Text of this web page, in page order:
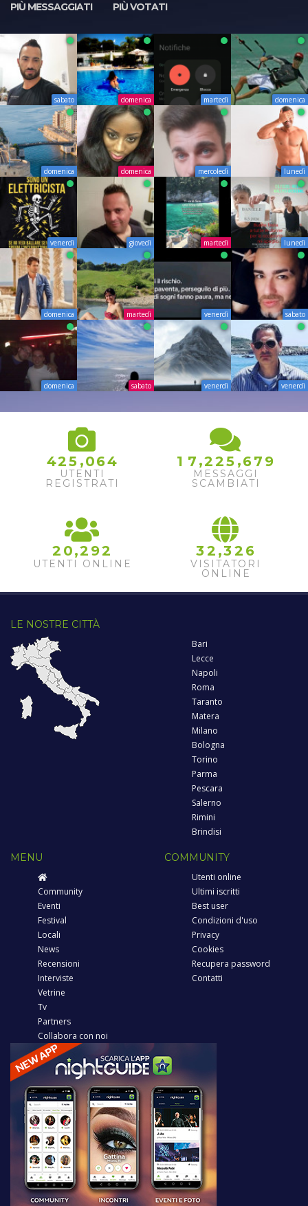
PIÙ MESSAGGIATI
PIÙ VOTATI
sabato domenica martedì domenica
domenica domenica mercoledì lunedì
venerdì giovedì martedì lunedì
domenica martedì venerdì sabato
domenica sabato venerdì venerdì
425 ,064
UTENTI
REGISTRATI
1 7 ,225 ,67 9
MESSAGGI
SCAMBIATI
2 0,2 92
UTENTI ONLINE
32 ,32 6
VISITATORI
ONLINE
LE NOSTRE CITTÀ
Bari
Lecce
Napoli
Roma
Taranto
Matera
Milano
Bologna
Torino
Parma
Pescara
Salerno
Rimini
Brindisi
MENU
Community
Eventi
Festival
Locali
News
Recensioni
Interviste
Vetrine
Tv
Partners
Collabora con noi
COMMUNITY
Utenti online
Ultimi iscritti
Best user
Condizioni d'uso
Privacy
Cookies
Recupera password
Contatti